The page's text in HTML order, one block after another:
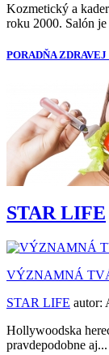
Kozmetický a
roku 2000. Salón
PORADŇA
STAR LIFE
VÝZNAMNÁ
STAR LIFE autor:
Hollywoodska
pravdepodobne aj...